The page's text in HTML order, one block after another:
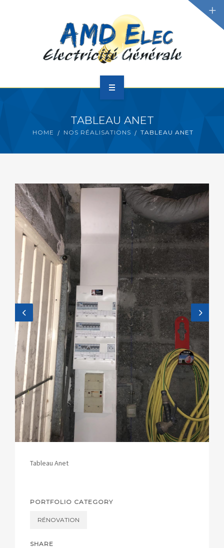
SOLUTIONS
DEMANDER VOTRE
ACCUEIL
A PROPOS
DEMANDER VOTRE DEVIS
TABLEAU ANET
HOME NOS RÉALISATIONS TABLEAU ANET
Tableau Anet
PORTFOLIO CATEGORY
RÉNOVATION
SHARE